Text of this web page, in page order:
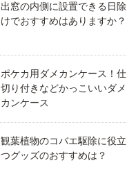
出窓の内側に設置できる日除
けでおすすめはありますか？
ポケカ用ダメカンケース！仕
切り付きなどかっこいいダメ
カンケース
観葉植物のコバエ駆除に役立
つグッズのおすすめは？